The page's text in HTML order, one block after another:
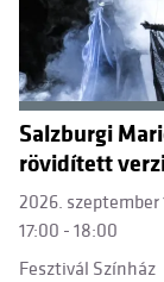
Salzburgi
rövidített
2026. szeptember
17:00 - 18:00
Fesztivál Színház